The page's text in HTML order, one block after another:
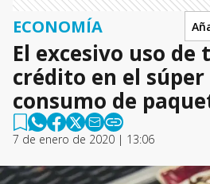
ECONOMÍA
El excesivo uso de
crédito en el
consumo de
7 de enero de 2020 | 13:06